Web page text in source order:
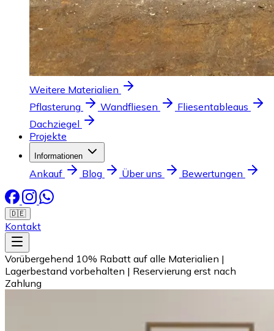
Weitere Materialien
Pflasterung
Wandfliesen
Fliesentableaus
Dachziegel
Projekte
Informationen
Ankauf Blog Über uns Bewertungen
🇩🇪
Kontakt
Vorübergehend 10% Rabatt auf alle Materialien |
Lagerbestand vorbehalten | Reservierung erst nach
Zahlung